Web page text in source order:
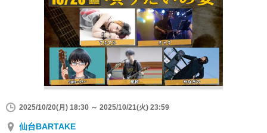
2025/10/20(月) 18:30 ～ 2025/10/21(火) 23:59
仙台BARTAKE